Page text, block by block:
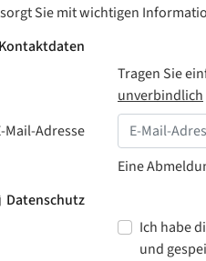
Sie mit wichtigen
Tragen Sie
unverbindlich
Mail-Adresse
Eine
Datenschutz
Ich habe
und